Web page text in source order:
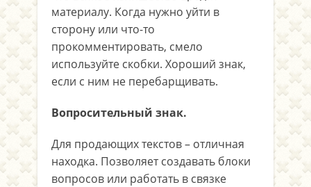
материалу. Когда нужно уйти в
сторону или что-то
прокомментировать, смело
используйте скобки. Хороший знак,
если с ним не перебарщивать.
Вопросительный знак.
Для продающих текстов – отличная
находка. Позволяет создавать блоки
вопросов или работать в связке